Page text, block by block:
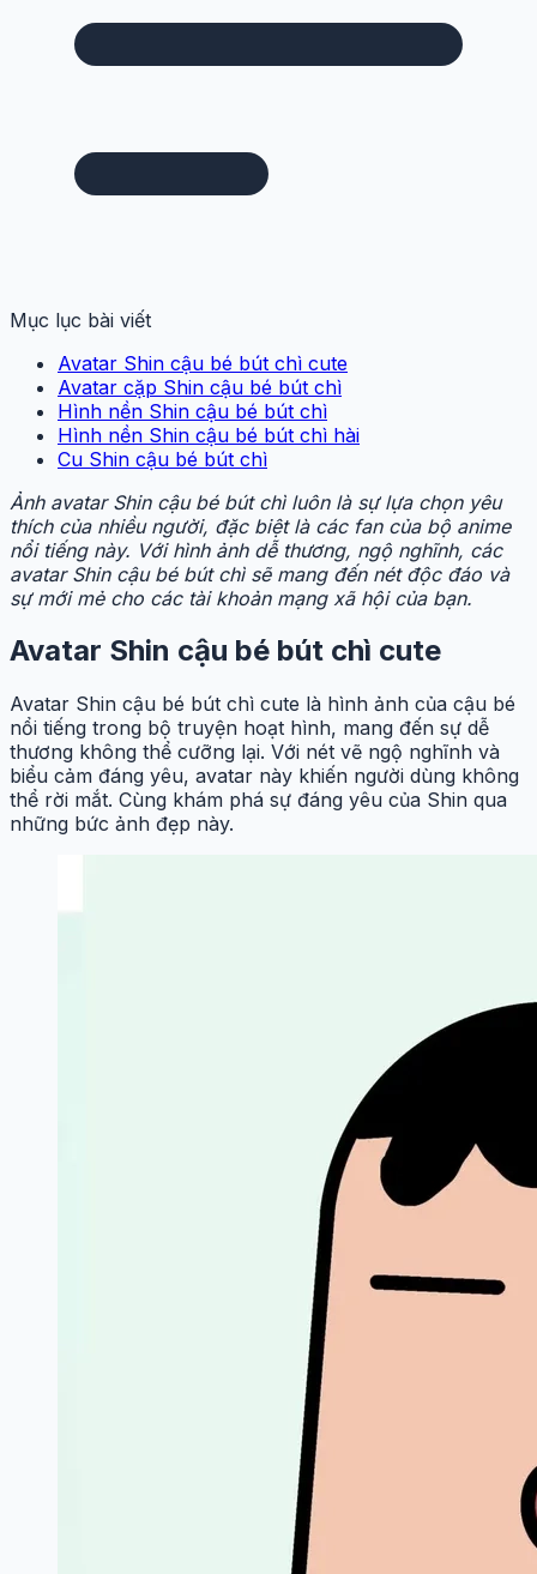
Mục lục bài viết
Avatar Shin cậu bé bút chì cute
Avatar cặp Shin cậu bé bút chì
Hình nền Shin cậu bé bút chì
Hình nền Shin cậu bé bút chì hài
Cu Shin cậu bé bút chì
Ảnh avatar Shin cậu bé bút chì luôn là sự lựa chọn yêu
thích của nhiều người, đặc biệt là các fan của bộ anime
nổi tiếng này. Với hình ảnh dễ thương, ngộ nghĩnh, các
avatar Shin cậu bé bút chì sẽ mang đến nét độc đáo và
sự mới mẻ cho các tài khoản mạng xã hội của bạn.
Avatar Shin cậu bé bút chì cute
Avatar Shin cậu bé bút chì cute là hình ảnh của cậu bé
nổi tiếng trong bộ truyện hoạt hình, mang đến sự dễ
thương không thể cưỡng lại. Với nét vẽ ngộ nghĩnh và
biểu cảm đáng yêu, avatar này khiến người dùng không
thể rời mắt. Cùng khám phá sự đáng yêu của Shin qua
những bức ảnh đẹp này.